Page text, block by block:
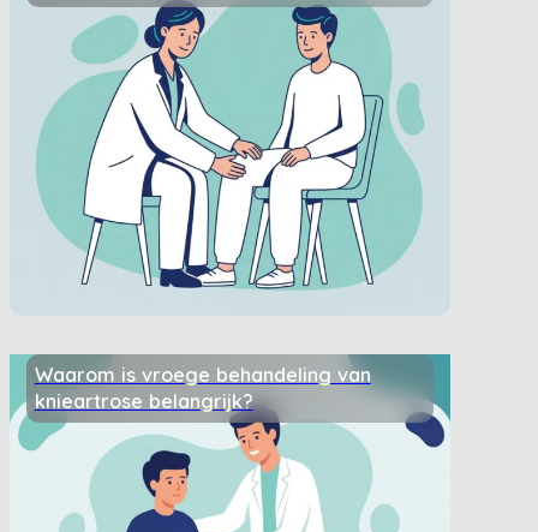
Waarom is vroege behandeling van
knieartrose belangrijk?